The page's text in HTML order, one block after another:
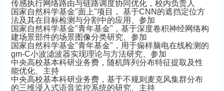
传感执行网络路由与链路调度协同优化，校内负责人
国家自然科学基金"面上"项目， 基于CNN的遮挡定位方
法及其在目标检测与分割中的应用、参加
国家自然科学基金"青年基金"，基于深度卷积神经网络构
建场景部件的场景图像分类研究、参加
国家自然科学基金"青年基金"，用于痫样脑电在线检测的
gm-C小波滤波器实现理论与方法研究、参加
中央高校基本科研业务费，随机阵列分布特征提取及性
能优化、主持
中央高校基本科研业务费，基于不规则麦克风集群分布
的三维浸入式语音监控系统的研究、主持